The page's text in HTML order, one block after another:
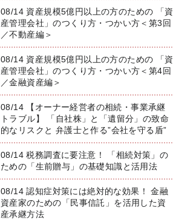
08/14 資産規模5億円以上の方のための 「資
産管理会社」のつくり方・つかい方＜第3回
／不動産編＞
08/14 資産規模5億円以上の方のための 「資
産管理会社」のつくり方・つかい方＜第4回
／金融資産編＞
08/14 【オーナー経営者の相続・事業承継
トラブル】 「自社株」と「遺留分」の致命
的なリスクと 弁護士と作る”会社を守る盾”
08/14 税務調査に要注意！ 「相続対策」の
ための「生前贈与」の基礎知識と活用法
08/14 認知症対策には絶対的な効果！ 金融
資産家のための「民事信託」を活用した資
産承継方法